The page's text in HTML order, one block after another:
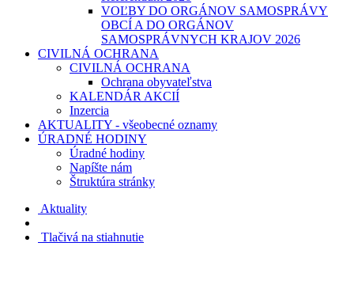
VOĽBY DO ORGÁNOV SAMOSPRÁVY
OBCÍ A DO ORGÁNOV
SAMOSPRÁVNYCH KRAJOV 2026
CIVILNÁ OCHRANA
CIVILNÁ OCHRANA
Ochrana obyvateľstva
KALENDÁR AKCIÍ
Inzercia
AKTUALITY - všeobecné oznamy
ÚRADNÉ HODINY
Úradné hodiny
Napíšte nám
Štruktúra stránky
Aktuality
Tlačivá na stiahnutie